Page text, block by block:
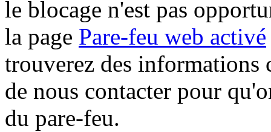
le blocage n'est pas
la page Pare-feu web activé
trouverez des informations
de nous contacter pour
du pare-feu.